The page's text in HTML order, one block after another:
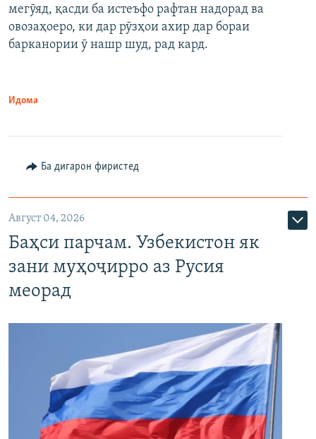
мегӯяд, қасди ба истеъфо рафтан надорад ва
овозаҳоеро, ки дар рӯзҳои ахир дар бораи
барканории ӯ нашр шуд, рад кард.
Идома
Ба дигарон фиристед
Август 04, 2026
Баҳси парчам. Узбекистон як
зани муҳоҷирро аз Русия
меорад